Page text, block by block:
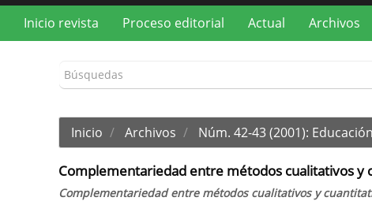
Inicio revista Proceso editorial Actual Archivos
Inicio Archivos Núm. 42-43 (2001):
Complementariedad entre métodos cualitativos y
Complementariedad entre métodos cualitativos y